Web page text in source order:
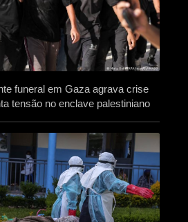
funeral em Gaza agrava crise
tensão no enclave palestiniano